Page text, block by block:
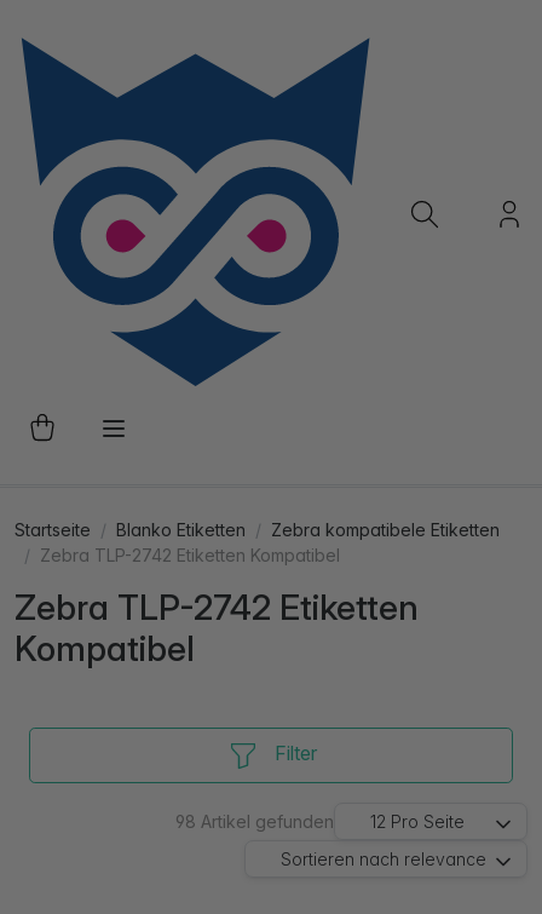
Startseite Blanko Etiketten
Zebra kompatibele Etiketten
Zebra TLP-2742 Etiketten Kompatibel
Zebra TLP-2742 Etiketten
Kompatibel
Filter
98 Artikel gefunden 12 Pro Seite
Sortieren nach relevance